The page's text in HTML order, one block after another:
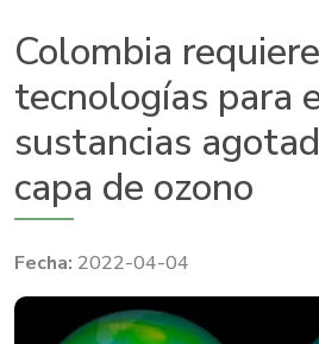
Colombia
tecnologías para
sustancias
capa de ozono
2022-04-04